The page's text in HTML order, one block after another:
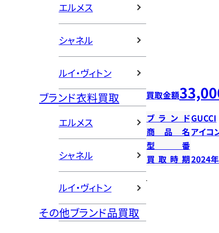
エルメス
シャネル
ルイ・ヴィトン
ブランド衣料買取
エルメス
シャネル
ルイ・ヴィトン
その他ブランド品買取
買取金額
ブランドGUCCI
商品名アイコ
型番
買取時期2024